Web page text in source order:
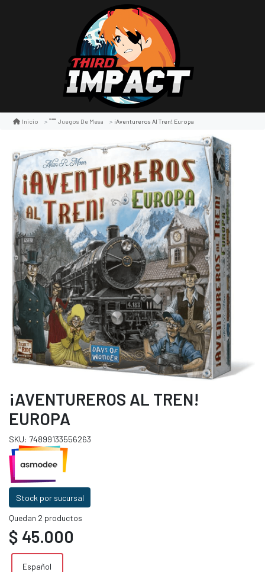
Inicio Juegos De Mesa ¡aventureros Al Tren! Europa
¡AVENTUREROS AL TREN!
EUROPA
SKU: 74899133556263
Stock por sucursal
Quedan 2 productos
$ 45.000
Español